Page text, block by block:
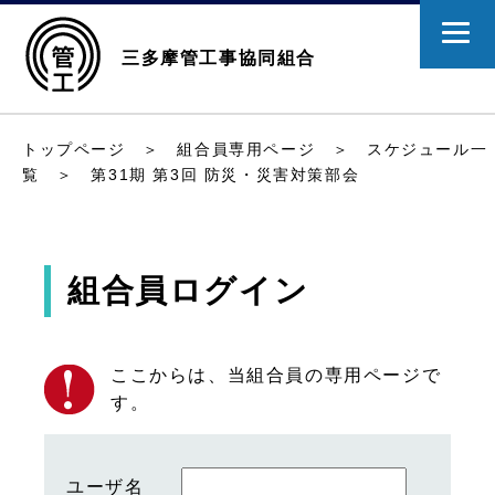
三多摩管工事協同組合
トップページ ＞組合員専用ページ ＞
スケジュール一
覧
＞ 第31期 第3回 防災・災害対策部会
組合員ログイン
ここからは、当組合員の専用ページで
す。
ユーザ名